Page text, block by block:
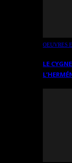
OEUVRES
LE